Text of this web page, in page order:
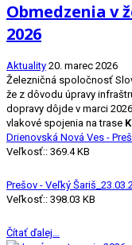
Obmedzenia v
2026
Aktuality 20. marec 2026
Železničná spoločnosť
že z dôvodu úpravy
dopravy dôjde v marci
vlakové spojenia na trase
Drienovská Nová Ves -
Veľkosť:: 369.4 KB
Prešov - Veľký
Veľkosť:: 398.03 KB
Čítať ďalej…